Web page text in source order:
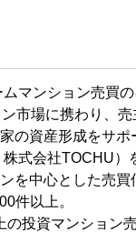
マンション売買の
市場に携わり、
の資産形成をサポ
式会社TOCHU）
を中心とした売買
件以上。
投資マンション